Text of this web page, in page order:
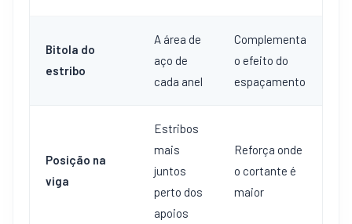
Bitola do
estribo
A área de
aço de
cada anel
Complementa
o efeito do
espaçamento
Posição na
viga
Estribos
mais
juntos
perto dos
apoios
Reforça onde
o cortante é
maior